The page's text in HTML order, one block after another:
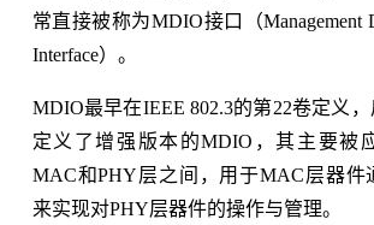
常直接被称为MDIO接口（Management
Interface）。
MDIO最早在IEEE 802.3的第22卷定义
定义了增强版本的MDIO，其主要被
MAC和PHY层之间，用于MAC层器件
来实现对PHY层器件的操作与管理。